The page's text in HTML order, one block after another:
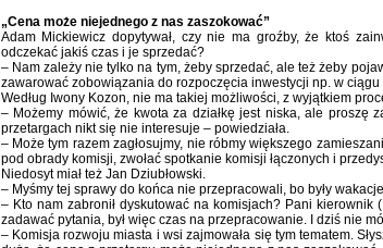
„Cena może niejednego z nas zaszokować”
Adam Mickiewicz dopytywał, czy nie ma groźby, że ktoś
odczekać jakiś czas i je sprzedać?
– Nam zależy nie tylko na tym, żeby sprzedać, ale też żeby
zawarować zobowiązania do rozpoczęcia inwestycji np. w ciągu
Według Iwony Kozon, nie ma takiej możliwości, z wyjątkiem
– Możemy mówić, że kwota za działkę jest niska, ale proszę
przetargach nikt się nie interesuje – powiedziała.
– Może tym razem zagłosujmy, nie róbmy większego
pod obrady komisji, zwołać spotkanie komisji łączonych i
Niedosyt miał też Jan Dziubłowski.
– Myśmy tej sprawy do końca nie przepracowali, bo były
– Kto nam zabronił dyskutować na komisjach? Pani kierownik
zadawać pytania, był więc czas na przepracowanie. I dziś nie
– Komisja rozwoju miasta i wsi zajmowała się tym tematem.